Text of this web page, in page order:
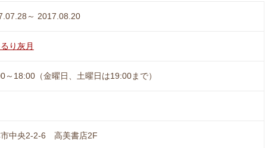
～ 2017.08.20
り灰月
～18:00（金曜日、土曜日は19:00まで）
中央2-2-6 高美書店2F